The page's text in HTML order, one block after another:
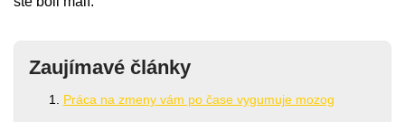
Zaujímavé články
Práca na zmeny vám po čase vygumuje mozog